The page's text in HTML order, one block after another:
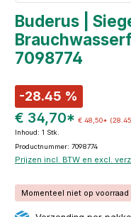
Buderus |
7098774
-28.45 %
€ 34,70* € 48,50*
Inhoud: 1 Stk.
Productnummer: 7098774
Prijzen incl. BTW en excl.
Momenteel niet op voorraad